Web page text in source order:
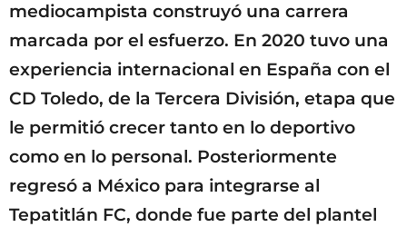
mediocampista construyó una carrera
marcada por el esfuerzo. En 2020 tuvo una
experiencia internacional en España con el
CD Toledo, de la Tercera División, etapa que
le permitió crecer tanto en lo deportivo
como en lo personal. Posteriormente
regresó a México para integrarse al
Tepatitlán FC, donde fue parte del plantel